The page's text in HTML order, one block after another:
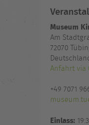
Museum
Am
72070
Anfahrt via
+49 7071
Einlass: